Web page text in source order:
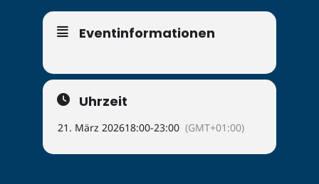
Eventinformationen
Uhrzeit
21. März 202618:00-23:00 (GMT+01:00)